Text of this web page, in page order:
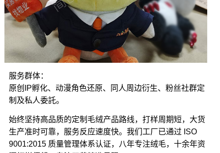
服务群体：
原创IP孵化、动漫角色还原、同人周边衍生、粉丝社群定
制及私人委託。
始终坚持高品质的定制毛绒产品路线，打样周期短，大货
生产准时可靠，服务反应速度快。我们工厂已通过 ISO
9001:2015 质量管理体系认证，八年专注绒毛，十余年资